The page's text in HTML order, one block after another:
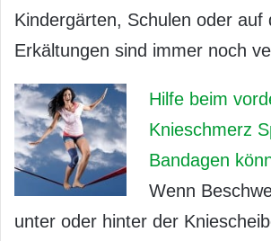
Kindergärten, Schulen oder auf
Erkältungen sind immer noch
Hilfe beim
Knieschmerz
Bandagen
Wenn
unter oder hinter der